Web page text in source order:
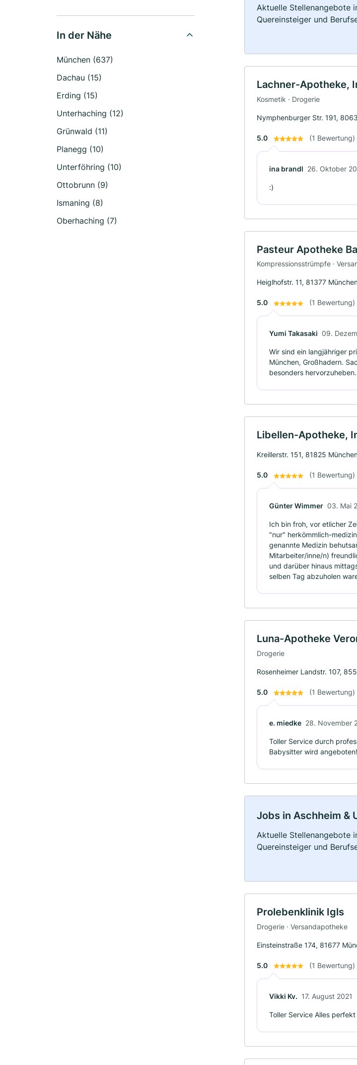
In der Nähe
München (637)
Dachau (15)
Erding (15)
Unterhaching (12)
Grünwald (11)
Planegg (10)
Unterföhring (10)
Ottobrunn (9)
Ismaning (8)
Oberhaching (7)
Aktuelle Stellenangebote
Quereinsteiger und
Lachner-Apotheke,
Kosmetik · Drogerie
Nymphenburger Str. 191,
5.0 (1 Bewertung)
ina brandl 26. Oktober
:)
Pasteur Apotheke
Kompressionsstrümpfe ·
Heiglhofstr. 11, 81377
5.0 (1 Bewertung)
Yumi Takasaki 09.
Wir sind ein langjähriger
München, Großhadern.
besonders
Libellen-Apotheke,
Kreillerstr. 151, 81825
5.0 (1 Bewertung)
Günter Wimmer 03. Mai
Ich bin froh, vor etlicher
"nur" herkömmlich-
genannte Medizin
Mitarbeiter/inne/n)
und darüber hinaus
selben Tag abzuholen
Luna-Apotheke
Drogerie
Rosenheimer Landstr. 107,
5.0 (1 Bewertung)
e. miedke 28. November
Toller Service durch
Babysitter wird angeboten!
Jobs in Aschheim &
Aktuelle Stellenangebote
Quereinsteiger und
Prolebenklinik Igls
Drogerie · Versandapotheke
Einsteinstraße 174, 81677
5.0 (1 Bewertung)
Vikki Kv. 17. August 2021
Toller Service Alles